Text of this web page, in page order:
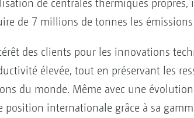
de centrales thermiques
de 7 millions de tonnes les
des clients pour les innovations
élevée, tout en préservant les
du monde. Même avec une
position internationale grâce à sa